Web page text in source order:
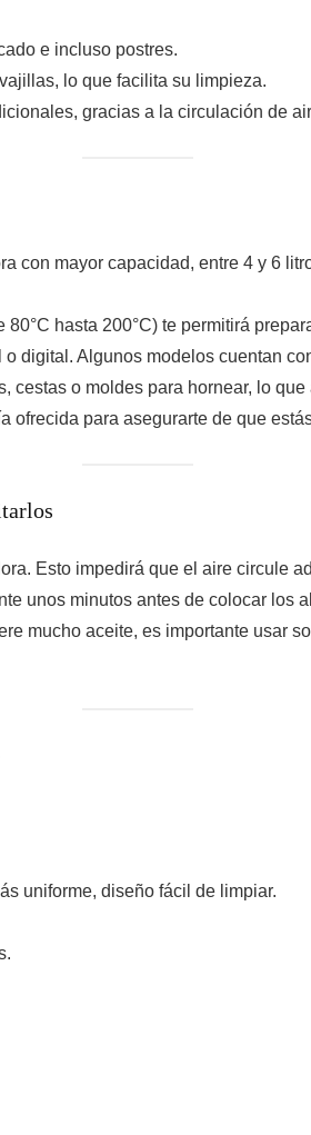
e incluso postres.
lo que facilita su limpieza.
gracias a la circulación de
con mayor capacidad, entre 4 y 6
hasta 200°C) te permitirá
digital. Algunos modelos cuentan
cestas o moldes para hornear, lo
ofrecida para asegurarte de que
Esto impedirá que el aire circule
unos minutos antes de colocar los
mucho aceite, es importante usar
uniforme, diseño fácil de limpiar.